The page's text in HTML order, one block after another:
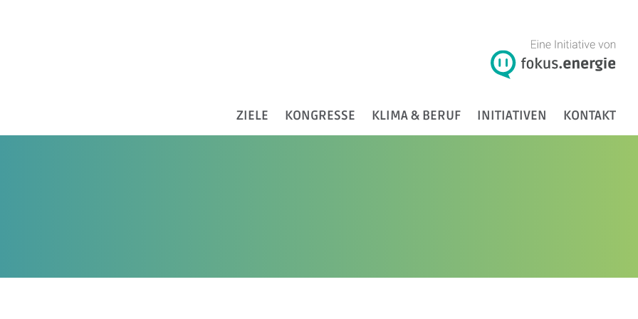
ZIELE KONGRESSE KLIMA & BERUF INITIATIVEN KONTAKT